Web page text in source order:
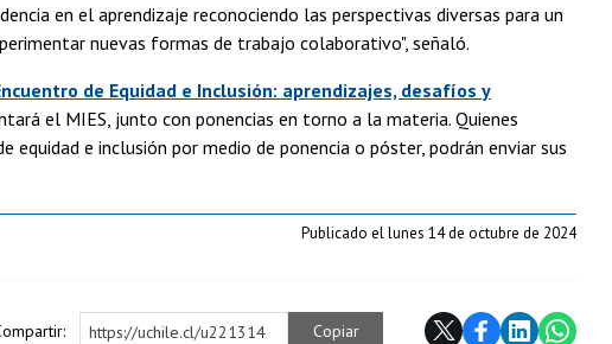
en el aprendizaje reconociendo las perspectivas diversas para un
nuevas formas de trabajo colaborativo", señaló.
de Equidad e Inclusión: aprendizajes, desafíos y
el MIES, junto con ponencias en torno a la materia. Quienes
e inclusión por medio de ponencia o póster, podrán enviar sus
Publicado el lunes 14 de octubre de 2024
https://uchile.cl/u221314 Copiar